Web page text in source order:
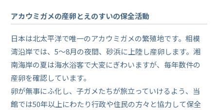
アカウミガメの産卵とえのすいの保全活動
日本は北太平洋で唯一のアカウミガメの繁殖地です。相模
湾沿岸では、5～8月の夜間、砂浜に上陸し産卵します。湘
南海岸の夏は海水浴客で大変にぎわいますが、毎年数件の
産卵を確認しています。
卵が無事にふ化し、子ガメたちが旅立っていけるよう、当
館では50年以上にわたり行政や住民の方々と協力して保全